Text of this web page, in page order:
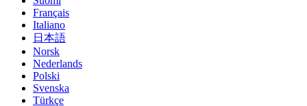
Français
Italiano
日本語
Norsk
Nederlands
Polski
Svenska
Türkçe